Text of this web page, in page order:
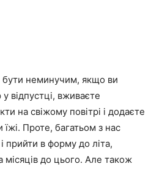
неминучим, якщо ви
відпустці, вживаєте
на свіжому повітрі і додаєте
Проте, багатьом з нас
прийти в форму до літа,
місяців до цього. Але також